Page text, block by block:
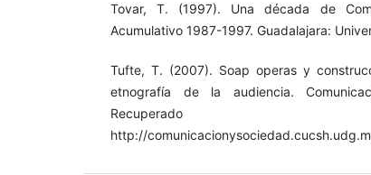
Tovar, T. (1997). Una década de
Acumulativo 1987-1997. Guadalajara:
Tufte, T. (2007). Soap operas y
etnografía de la audiencia.
http://